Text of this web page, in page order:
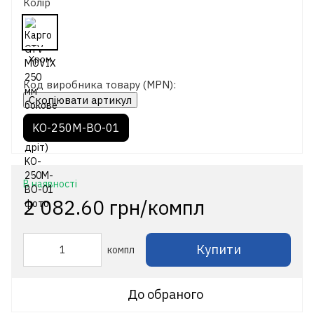
Код виробника товару (MPN):
Скопіювати артикул
KO-250M-BO-01
В наявності
2 082.60 грн/компл
компл Купити
До обраного